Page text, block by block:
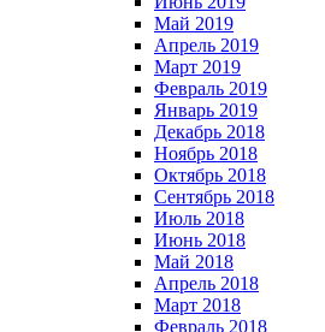
Май 2019
Апрель 2019
Март 2019
Февраль 2019
Январь 2019
Декабрь 2018
Ноябрь 2018
Октябрь 2018
Сентябрь 2018
Июль 2018
Июнь 2018
Май 2018
Апрель 2018
Март 2018
Февраль 2018